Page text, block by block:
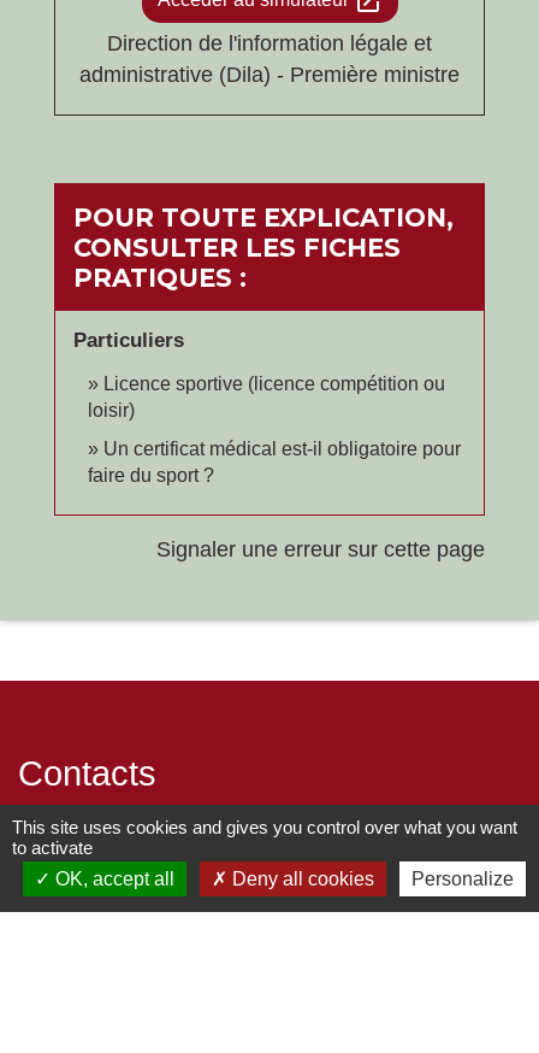
Direction de l'information légale et
administrative (Dila) - Première ministre
POUR TOUTE EXPLICATION,
CONSULTER LES FICHES
PRATIQUES :
Particuliers
Licence sportive (licence compétition ou
loisir)
Un certificat médical est-il obligatoire pour
faire du sport ?
Signaler une erreur sur cette page
Contacts
Commune de Chilly-le-Vignoble
84 Rue des écoles
39570 Chilly-le-Vignoble - FRANCE
This site uses cookies and gives you control over what you want
to activate
OK, accept all
Deny all cookies Personalize